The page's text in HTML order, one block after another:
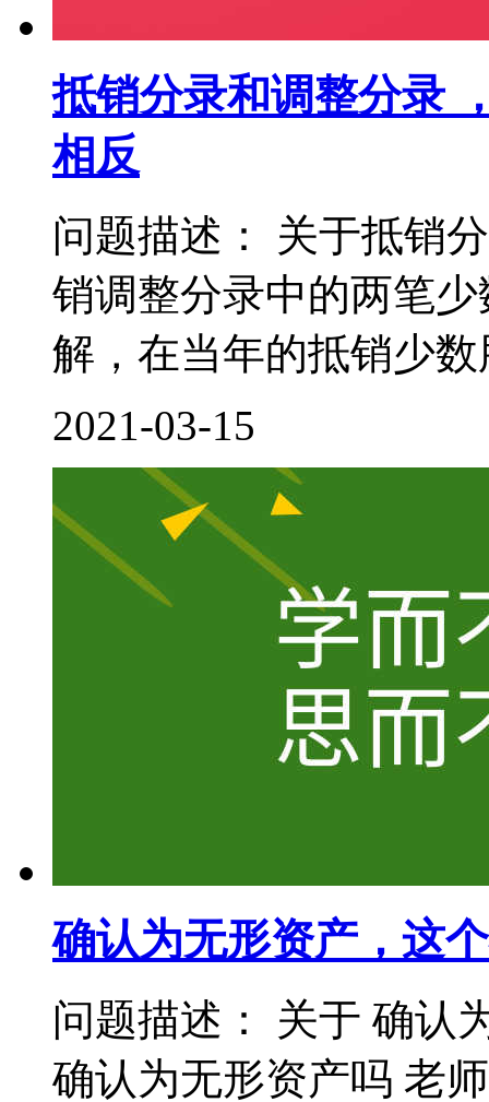
抵销分录和调整分录
相反
问题描述： 关于抵销
销调整分录中的两笔
解，在当年的抵销少
2021-03-15
确认为无形资产，这
问题描述： 关于 确认
确认为无形资产吗 老